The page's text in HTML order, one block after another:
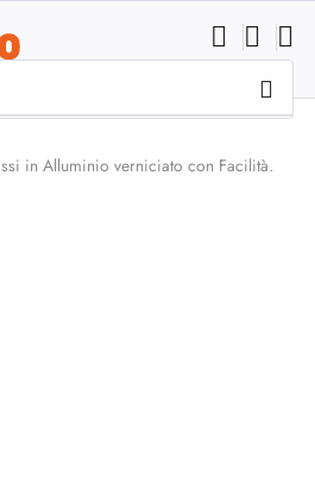
in Alluminio verniciato con Facilità.